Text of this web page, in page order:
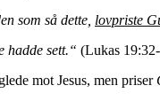
som så dette, lovpriste
hadde sett.“ (Lukas
mot Jesus, men priser